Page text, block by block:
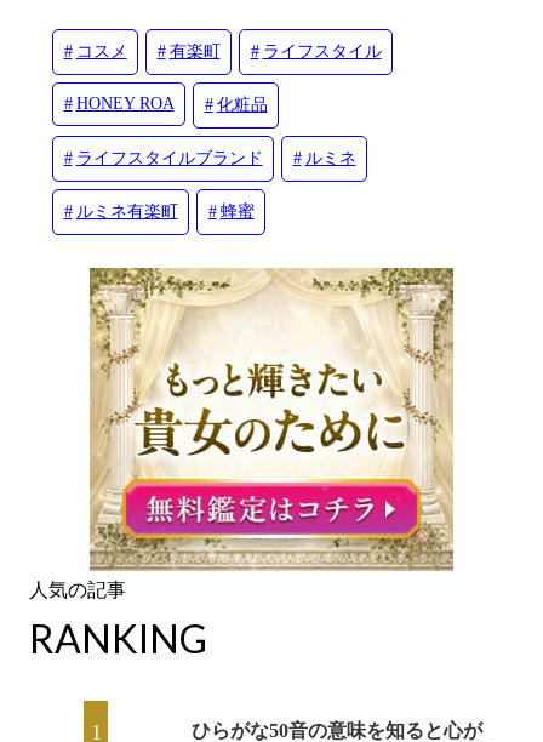
コスメ 有楽町 ライフスタイル
HONEY ROA 化粧品
ライフスタイルブランド ルミネ
ルミネ有楽町 蜂蜜
RANKING
ひらがな50音の意味を知ると心が